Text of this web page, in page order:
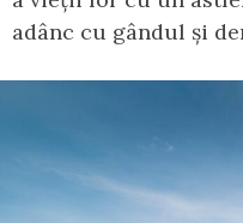
adânc cu gândul și